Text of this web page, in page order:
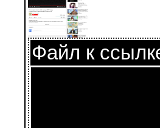
Файл к